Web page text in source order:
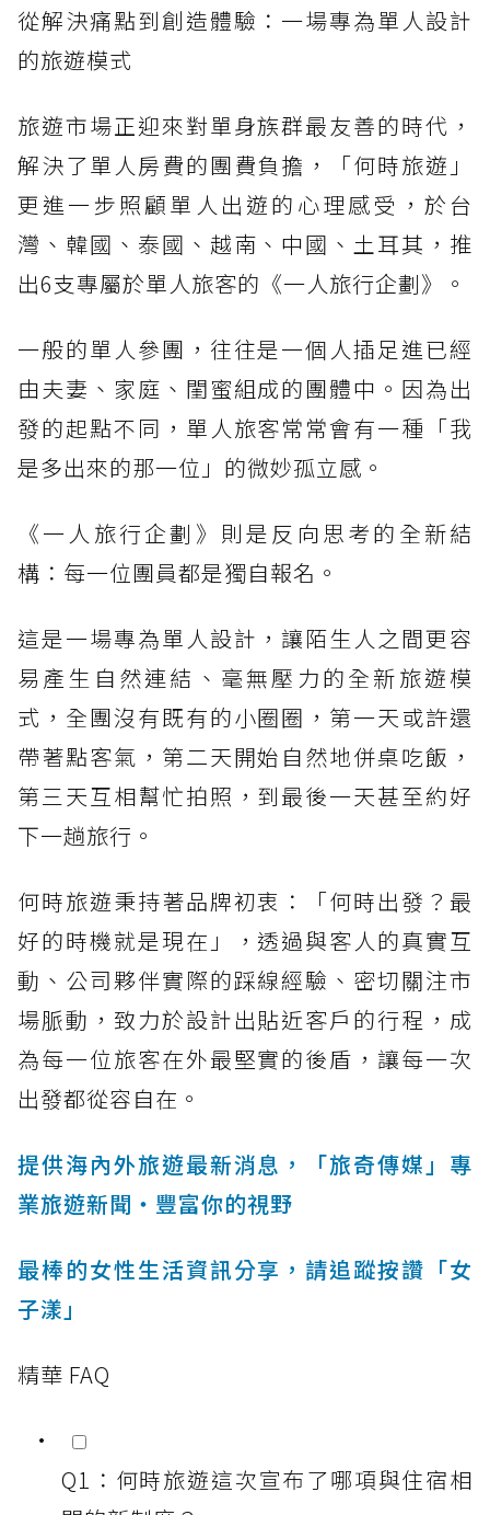
從解決痛點到創造體驗：一場專為單人設計
的旅遊模式
旅遊市場正迎來對單身族群最友善的時代，
解決了單人房費的團費負擔，「何時旅遊」
更進一步照顧單人出遊的心理感受，於台
灣、韓國、泰國、越南、中國、土耳其，推
出6支專屬於單人旅客的《一人旅行企劃》。
一般的單人參團，往往是一個人插足進已經
由夫妻、家庭、閨蜜組成的團體中。因為出
發的起點不同，單人旅客常常會有一種「我
是多出來的那一位」的微妙孤立感。
《一人旅行企劃》則是反向思考的全新結
構：每一位團員都是獨自報名。
這是一場專為單人設計，讓陌生人之間更容
易產生自然連結、毫無壓力的全新旅遊模
式，全團沒有既有的小圈圈，第一天或許還
帶著點客氣，第二天開始自然地併桌吃飯，
第三天互相幫忙拍照，到最後一天甚至約好
下一趟旅行。
何時旅遊秉持著品牌初衷：「何時出發？最
好的時機就是現在」，透過與客人的真實互
動、公司夥伴實際的踩線經驗、密切關注市
場脈動，致力於設計出貼近客戶的行程，成
為每一位旅客在外最堅實的後盾，讓每一次
出發都從容自在。
提供海內外旅遊最新消息，「旅奇傳媒」專
業旅遊新聞‧豐富你的視野
最棒的女性生活資訊分享，請追蹤按讚「女
子漾」
精華 FAQ
Q1：何時旅遊這次宣布了哪項與住宿相